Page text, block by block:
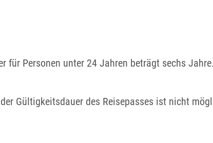
für Personen unter 24 Jahren beträgt sechs Jahre.
Gültigkeitsdauer des Reisepasses ist nicht